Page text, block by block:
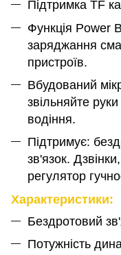
Підтримка TF
Функція Power
заряджання
пристроїв.
Вбудований
звільняйте
водіння.
Підтримує:
зв'язок.
регулятор
Характеристики:
Бездротовий
Потужність